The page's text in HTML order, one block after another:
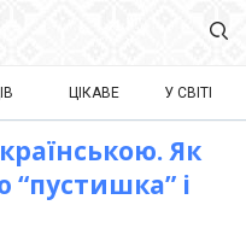
ЦІКАВЕ У СВІТІ
Як
“пустишка” і